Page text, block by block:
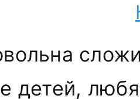
детей,